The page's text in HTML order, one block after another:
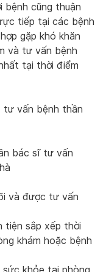
bệnh cũng thuận
tiếp tại các bệnh
gặp khó khăn
và tư vấn bệnh
tại thời điểm
tư vấn bệnh thần
bác sĩ tư vấn
và được tư vấn
tiện sắp xếp thời
khám hoặc bệnh